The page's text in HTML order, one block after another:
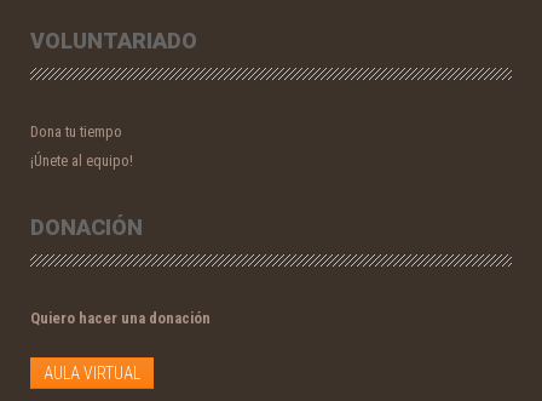
VOLUNTARIADO
Dona tu tiempo
¡Únete al equipo!
DONACIÓN
Quiero hacer una donación
AULA VIRTUAL